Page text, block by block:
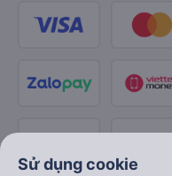
Sử dụng cookie